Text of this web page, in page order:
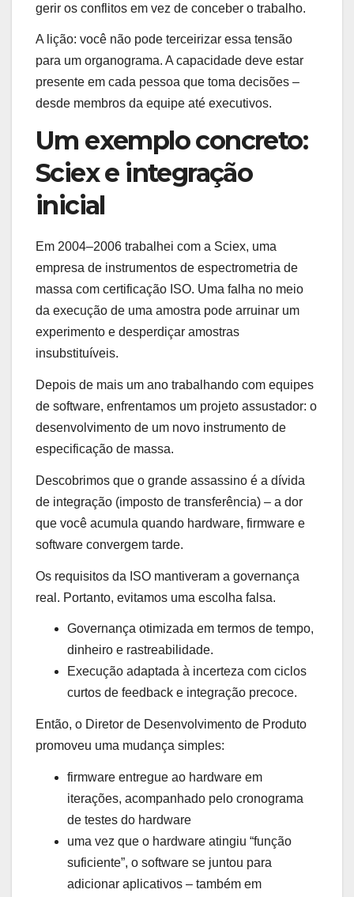
gerir os conflitos em vez de conceber o trabalho.
A lição: você não pode terceirizar essa tensão
para um organograma. A capacidade deve estar
presente em cada pessoa que toma decisões –
desde membros da equipe até executivos.
Um exemplo concreto:
Sciex e integração
inicial
Em 2004–2006 trabalhei com a Sciex, uma
empresa de instrumentos de espectrometria de
massa com certificação ISO. Uma falha no meio
da execução de uma amostra pode arruinar um
experimento e desperdiçar amostras
insubstituíveis.
Depois de mais um ano trabalhando com equipes
de software, enfrentamos um projeto assustador: o
desenvolvimento de um novo instrumento de
especificação de massa.
Descobrimos que o grande assassino é a dívida
de integração (imposto de transferência) – a dor
que você acumula quando hardware, firmware e
software convergem tarde.
Os requisitos da ISO mantiveram a governança
real. Portanto, evitamos uma escolha falsa.
Governança otimizada em termos de tempo,
dinheiro e rastreabilidade.
Execução adaptada à incerteza com ciclos
curtos de feedback e integração precoce.
Então, o Diretor de Desenvolvimento de Produto
promoveu uma mudança simples:
firmware entregue ao hardware em
iterações, acompanhado pelo cronograma
de testes do hardware
uma vez que o hardware atingiu “função
suficiente”, o software se juntou para
adicionar aplicativos – também em